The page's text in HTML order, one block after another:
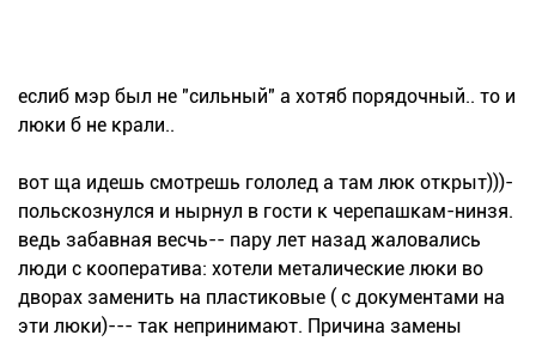
еслиб мэр был не "сильный" а хотяб порядочный.. то и
люки б не крали..
вот ща идешь смотрешь гололед а там люк открыт)))-
польскознулся и нырнул в гости к черепашкам-нинзя.
ведь забавная весчь-- пару лет назад жаловались
люди с кооператива: хотели металические люки во
дворах заменить на пластиковые ( с документами на
эти люки)--- так непринимают. Причина замены